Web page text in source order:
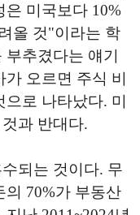
은 미국보다 10%
올 것"이라는 학
추겼다는 얘기
오르면 주식 비
로 나타났다. 미
과 반대다.
되는 것이다. 무
의 70%가 부동산